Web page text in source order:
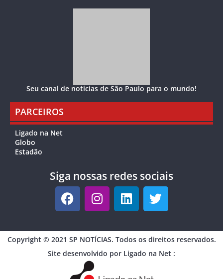
Seu canal de notícias de São Paulo para o mundo!
PARCEIROS
Ligado na Net
Globo
Estadão
Siga nossas redes sociais
Copyright © 2021 SP NOTÍCIAS. Todos os direitos reservados.
Site desenvolvido por Ligado na Net :